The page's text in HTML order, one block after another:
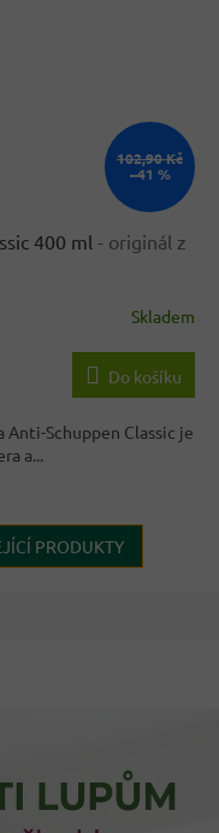
102,90 Kč
–41 %
400 ml - originál z
Skladem
Do košíku
Anti-Schuppen Classic je
a...
PRODUKTY